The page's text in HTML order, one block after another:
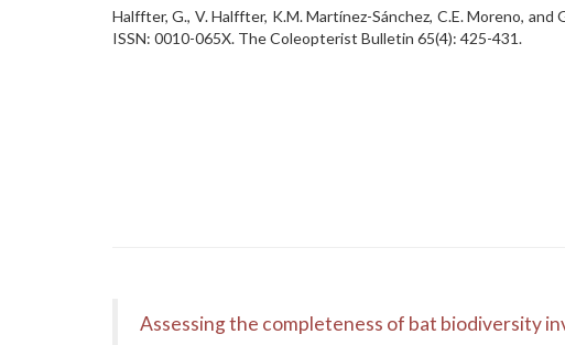
Halffter, G., V. Halffter, K.M. Martínez-Sánchez, C.E. Moreno,
ISSN: 0010-065X. The Coleopterist Bulletin 65(4): 425-431.
Assessing the completeness of bat biodiversity